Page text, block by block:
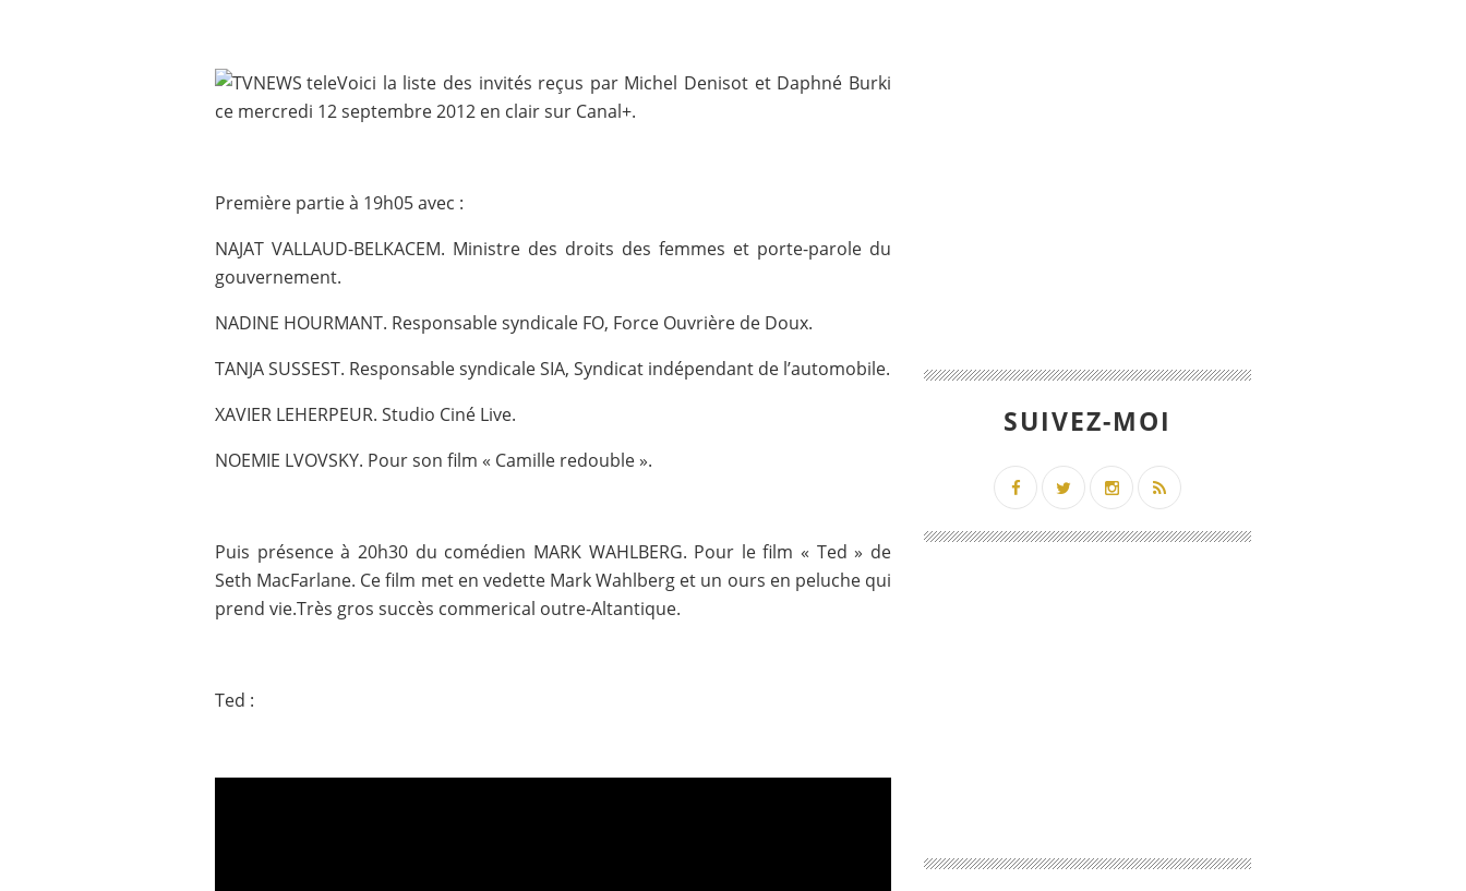
Voici la liste des invités reçus par Michel Denisot et Daphné Burki
ce mercredi 12 septembre 2012 en clair sur Canal+.
Première partie à 19h05 avec :
NAJAT VALLAUD-BELKACEM. Ministre des droits des femmes et porte-parole du
gouvernement.
NADINE HOURMANT. Responsable syndicale FO, Force Ouvrière de Doux.
TANJA SUSSEST. Responsable syndicale SIA, Syndicat indépendant de l’automobile.
XAVIER LEHERPEUR. Studio Ciné Live.
NOEMIE LVOVSKY. Pour son film « Camille redouble ».
Puis présence à 20h30 du comédien MARK WAHLBERG. Pour le film « Ted » de
Seth MacFarlane. Ce film met en vedette Mark Wahlberg et un ours en peluche qui
prend vie.Très gros succès commerical outre-Altantique.
Ted :
SUIVEZ-MOI